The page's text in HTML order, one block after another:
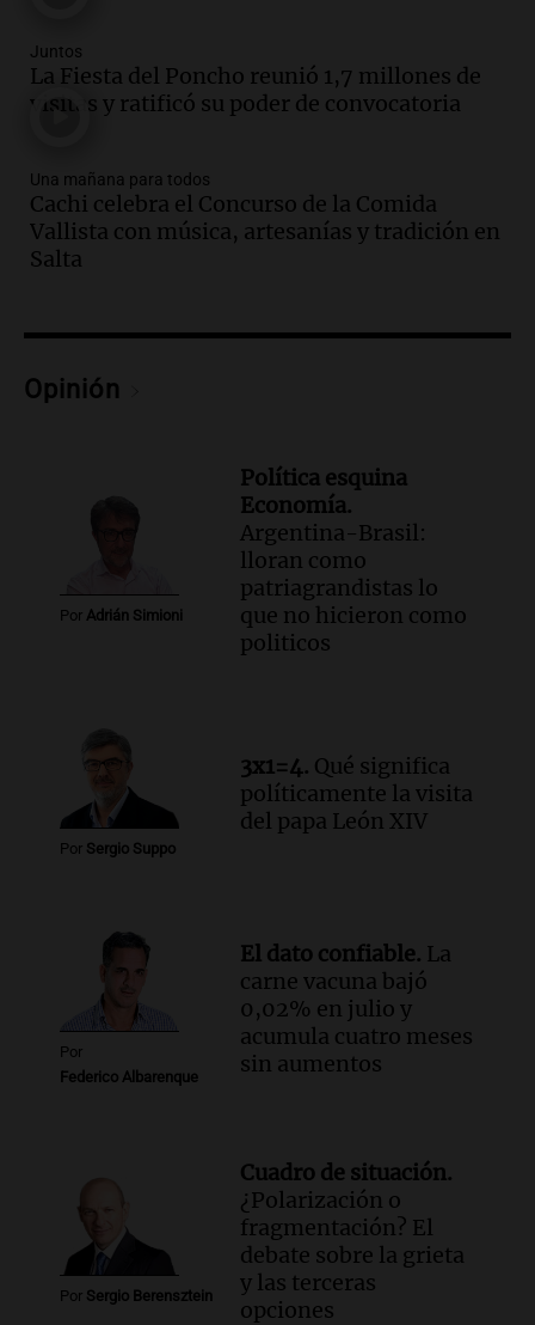
delincuentes asaltan tres comercios en
una sola noche
Panorama Federal
Audio.
Debate sobre reforma del Banco
Central refleja tensiones políticas y
económicos en Argentina
propiedad privada: "Hay mucho relato y
Noticias Rosario
en su viaje a América Latina desde
Argentina
Noticias
Audio.Juicio por la tragedia de las Altas
Cumbres: un bombero testimonia sobre
el manejo de la ambulancia
Audio.
las Altas Cumbres en Córdoba con
testimonios clave y videos
Noticias
Episodios
preocupación y desesperación
Noticias
Episodios
Juntos
La Fiesta del Poncho reunió 1,7 millones de
visitas y ratificó su poder de convocatoria
Una mañana para todos
Cachi celebra el Concurso de la Comida
Vallista con música, artesanías y tradición en
Salta
Opinión
Por Adrián Simioni
Política esquina
Economía.
Argentina-Brasil:
lloran como
patriagrandistas lo
que no hicieron como
politicos
Por Sergio Suppo
3x1=4. Qué significa
políticamente la visita
del papa León XIV
Por
Federico Albarenque
El dato confiable. La
carne vacuna bajó
0,02% en julio y
acumula cuatro meses
sin aumentos
Por Sergio Berensztein
Cuadro de situación.
¿Polarización o
fragmentación? El
debate sobre la grieta
y las terceras
opciones